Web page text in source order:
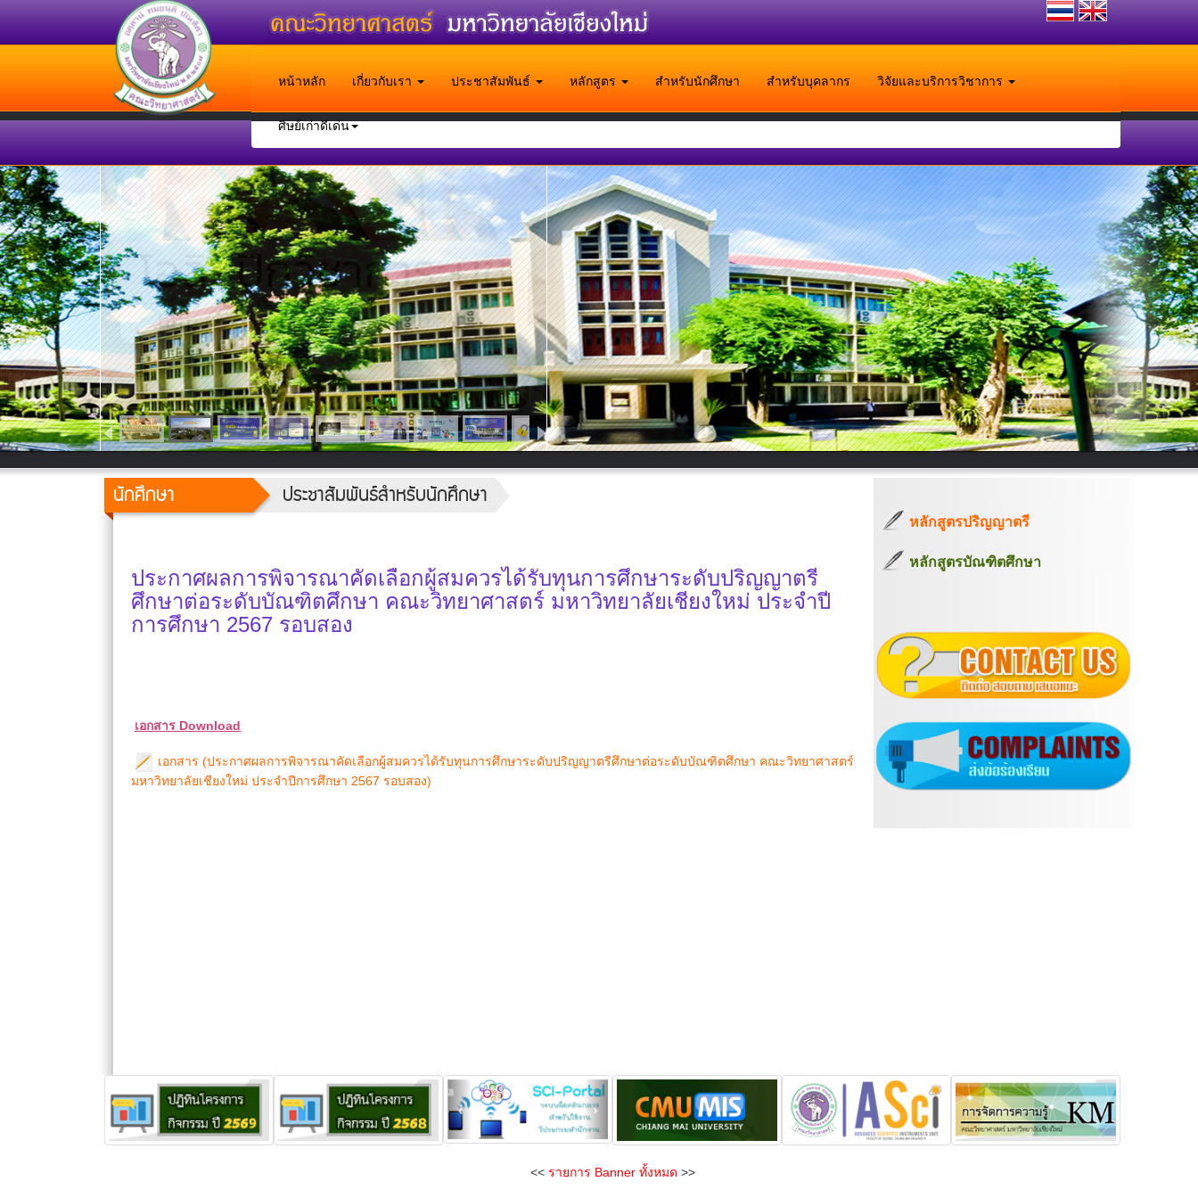
หน้าหลัก เกี่ยวกับเรา ประชาสัมพันธ์ หลักสูตร สำหรับนักศึกษา สำหรับบุคลากร วิจัยและบริการวิชาการ
ศิษย์เก่าดีเด่น
นักศึกษา ประชาสัมพันธ์สำหรับนักศึกษา
ประกาศผลการพิจารณาคัดเลือกผู้สมควรได้รับทุนการศึกษาระดับปริญญาตรี
ศึกษาต่อระดับบัณฑิตศึกษา คณะวิทยาศาสตร์ มหาวิทยาลัยเชียงใหม่ ประจำปี
การศึกษา 2567 รอบสอง
เอกสาร Download
เอกสาร (ประกาศผลการพิจารณาคัดเลือกผู้สมควรได้รับทุนการศึกษาระดับปริญญาตรีศึกษาต่อระดับบัณฑิตศึกษา คณะวิทยาศาสตร์
มหาวิทยาลัยเชียงใหม่ ประจำปีการศึกษา 2567 รอบสอง)
หลักสูตรปริญญาตรี
หลักสูตรบัณฑิตศึกษา
<< รายการ Banner ทั้งหมด >>